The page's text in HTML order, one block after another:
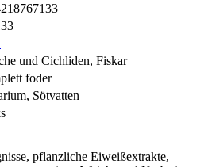
und Cichliden, Fiskar
foder
Sötvatten
pflanzliche Eiweißextrakte,